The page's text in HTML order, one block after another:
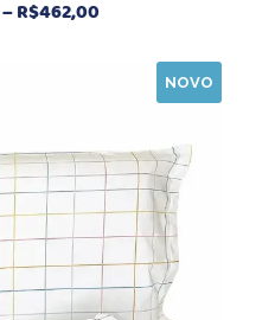
–R$462,00Faixa
R$336,80
R$462,00
NOVO